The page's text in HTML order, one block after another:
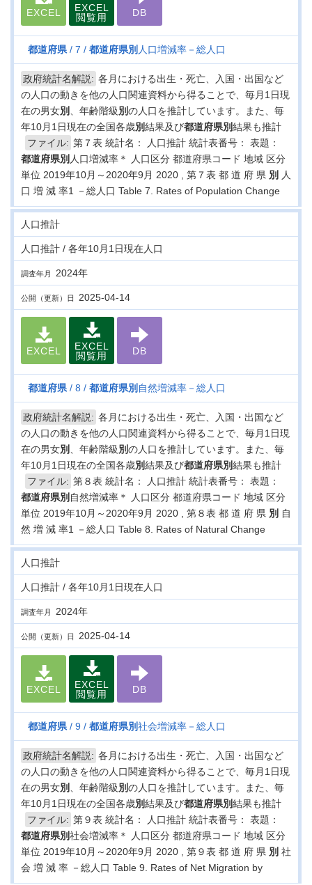
EXCEL
EXCEL
閲覧用
DB
都道府県 7 都道府県別 人口増減率－総人口
政府統計名解説: 各月における出生・死亡、入国・出国など
の人口の動きを他の人口関連資料から得ることで、毎月1日現
在の男女別 、年齢階級別の人口を推計しています。また、毎
年10月1日現在の全国各歳別結果及び都道府県別結果も推計
ファイル: 第７表 統計名： 人口推計 統計表番号： 表題：
都道府県別 人口増減率＊ 人口区分 都道府県コード 地域 区分
単位 2019年10月～2020年9月 2020 , 第７表 都 道 府 県 別 人
口 増 減 率1 －総人口 Table 7. Rates of Population Change
人口推計
人口推計 / 各年10月1日現在人口
調査年月 2024年
公開（更新）日 2025-04-14
EXCEL
EXCEL
閲覧用
DB
都道府県 8 都道府県別 自然増減率－総人口
政府統計名解説: 各月における出生・死亡、入国・出国など
の人口の動きを他の人口関連資料から得ることで、毎月1日現
在の男女別 、年齢階級別の人口を推計しています。また、毎
年10月1日現在の全国各歳別結果及び都道府県別結果も推計
ファイル: 第８表 統計名： 人口推計 統計表番号： 表題：
都道府県別 自然増減率＊ 人口区分 都道府県コード 地域 区分
単位 2019年10月～2020年9月 2020 , 第８表 都 道 府 県 別 自
然 増 減 率1 －総人口 Table 8. Rates of Natural Change
人口推計
人口推計 / 各年10月1日現在人口
調査年月 2024年
公開（更新）日 2025-04-14
EXCEL
EXCEL
閲覧用
DB
都道府県 9 都道府県別社会増減率－総人口
政府統計名解説: 各月における出生・死亡、入国・出国など
の人口の動きを他の人口関連資料から得ることで、毎月1日現
在の男女別 、年齢階級別の人口を推計しています。また、毎
年10月1日現在の全国各歳別結果及び都道府県別結果も推計
ファイル: 第９表 統計名： 人口推計 統計表番号： 表題：
都道府県別社会増減率＊ 人口区分 都道府県コード 地域 区分
単位 2019年10月～2020年9月 2020 , 第９表 都 道 府 県 別 社
会 増 減 率 －総人口 Table 9. Rates of Net Migration by